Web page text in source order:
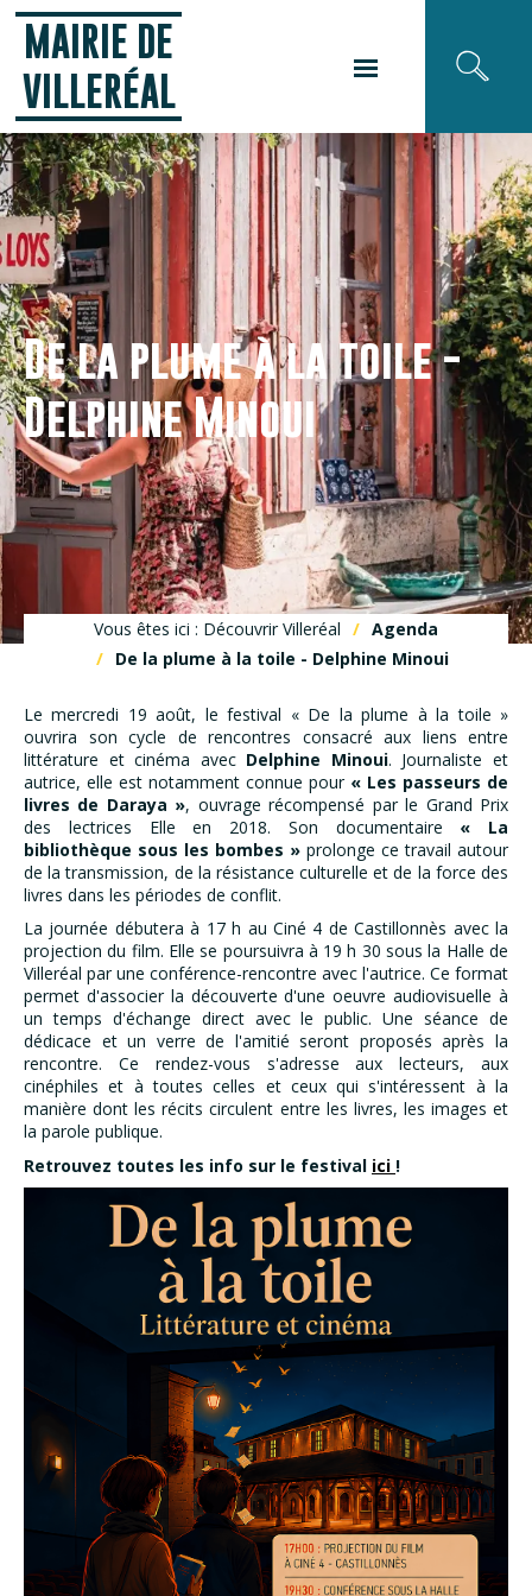
MAIRIE DE
VILLERÉAL
De la plume à la toile -
Delphine Minoui
Vous êtes ici : Découvrir Villeréal
Agenda
De la plume à la toile - Delphine Minoui
Le mercredi 19 août, le festival « De la plume à la toile »
ouvrira son cycle de rencontres consacré aux liens entre
littérature et cinéma avec Delphine Minoui. Journaliste et
autrice, elle est notamment connue pour « Les passeurs de
livres de Daraya », ouvrage récompensé par le Grand Prix
des lectrices Elle en 2018. Son documentaire « La
bibliothèque sous les bombes » prolonge ce travail autour
de la transmission, de la résistance culturelle et de la force des
livres dans les périodes de conflit.
La journée débutera à 17 h au Ciné 4 de Castillonnès avec la
projection du film. Elle se poursuivra à 19 h 30 sous la Halle de
Villeréal par une conférence-rencontre avec l'autrice. Ce format
permet d'associer la découverte d'une oeuvre audiovisuelle à
un temps d'échange direct avec le public. Une séance de
dédicace et un verre de l'amitié seront proposés après la
rencontre. Ce rendez-vous s'adresse aux lecteurs, aux
cinéphiles et à toutes celles et ceux qui s'intéressent à la
manière dont les récits circulent entre les livres, les images et
la parole publique.
Retrouvez toutes les info sur le festival ici !
Panneau de gestion des cookies